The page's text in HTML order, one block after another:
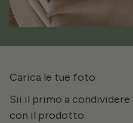
Carica le tue foto
Sii il primo a condividere
con il prodotto.